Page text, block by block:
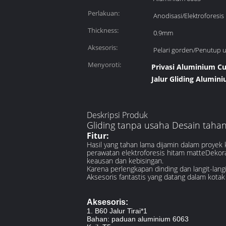
Perlakuan:
Anodisasi/Elektroforesis
Thickness:
0.9mm
Aksesoris:
Pelari gorden/Penutup
Menyoroti:
Privasi Aluminium
Jalur Gliding
Deskripsi Produk
Gliding tanpa usaha Desain
Fitur:
Hasil yang tahan lama dijamin dalam
perawatan elektroforesis hitam
keausan dan kebisingan.
Karena perlengkapan dinding dan langit-
Aksesoris fantastis yang datang dalam
Aksesoris:
1. B60 Jalur Tirai*1
Bahan: paduan aluminium 6063